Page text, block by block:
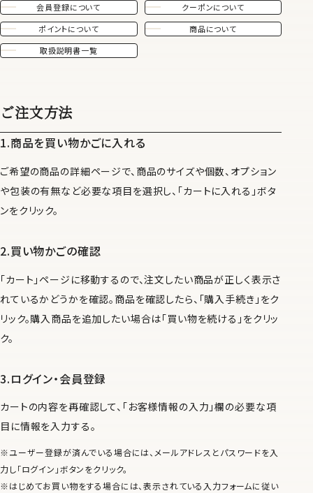
会員登録について
クーポンについて
ポイントについて
商品について
取扱説明書一覧
ご注文方法
商品を買い物かごに入れる
ご希望の商品の詳細ページで、商品のサイズや個数、オプション
や包装の有無など必要な項目を選択し、 「カートに入れる」ボタ
ンをクリック。
買い物かごの確認
「カート」ページに移動するので、注文したい商品が正しく表示さ
れているかどうかを確認。商品を確認したら、「購入手続き」をク
リック。購入商品を追加したい場合は「買い物を続ける」をクリッ
ク。
ログイン・会員登録
カートの内容を再確認して、「お客様情報の入力」欄の必要な項
目に情報を入力する。
※ユーザー登録が済んでいる場合には、メールアドレスとパスワードを入
力し「ログイン」ボタンをクリック。
※はじめてお買い物をする場合には、表示されている入力フォームに従い